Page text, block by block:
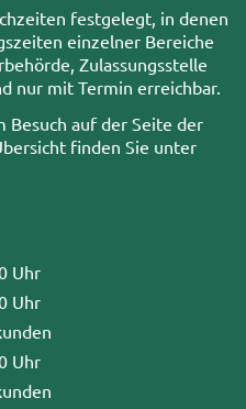
festgelegt, in denen
einzelner Bereiche
Zulassungsstelle
nur mit Termin erreichbar.
Besuch auf der Seite der
finden Sie unter
Uhr
Uhr
Uhr